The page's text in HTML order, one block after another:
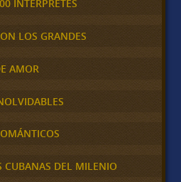
INTÉRPRETES
LOS GRANDES
AMOR
CUBANAS DEL MILENIO